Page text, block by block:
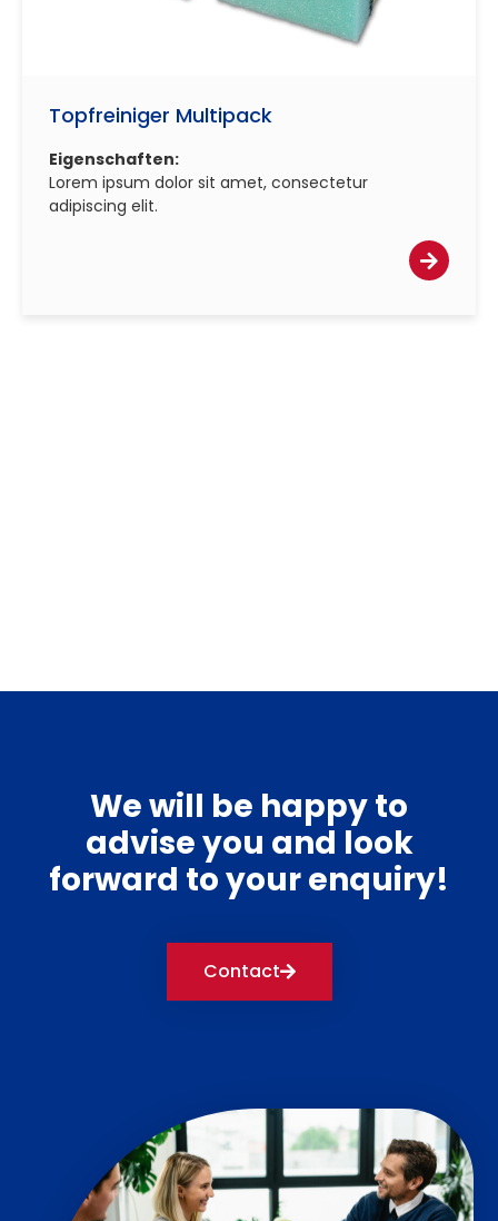
Topfreiniger Multipack
Eigenschaften:
Lorem ipsum dolor sit amet, consectetur
adipiscing elit.
We will be happy to
advise you and look
forward to your enquiry!
Contact